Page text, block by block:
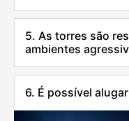
5. As torres são
ambientes
6. É possível